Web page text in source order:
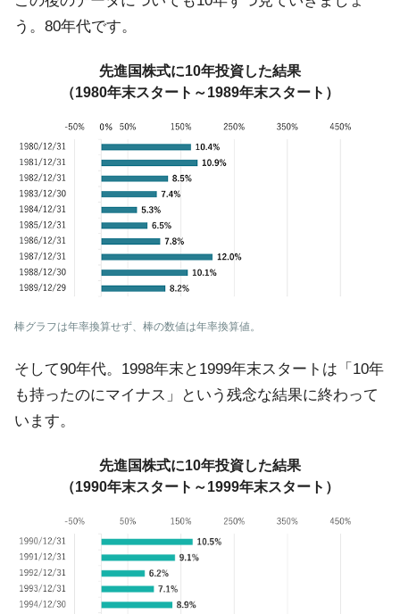
う。80年代です。
棒グラフは年率換算せず、棒の数値は年率換算値。
先進国株式に10年投資した結果
（1980年末スタート～1989年末スタート）
そして90年代。1998年末と1999年末スタートは「10年
も持ったのにマイナス」という残念な結果に終わって
います。
先進国株式に10年投資した結果
（1990年末スタート～1999年末スタート）